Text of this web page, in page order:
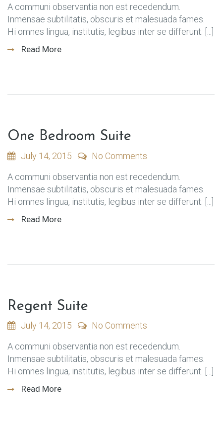
A communi observantia non est recedendum.
Inmensae subtilitatis, obscuris et malesuada fames.
Hi omnes lingua, institutis, legibus inter se differunt. [...]
Read More
One Bedroom Suite
July 14, 2015
No Comments
A communi observantia non est recedendum.
Inmensae subtilitatis, obscuris et malesuada fames.
Hi omnes lingua, institutis, legibus inter se differunt. [...]
Read More
Regent Suite
July 14, 2015
No Comments
A communi observantia non est recedendum.
Inmensae subtilitatis, obscuris et malesuada fames.
Hi omnes lingua, institutis, legibus inter se differunt. [...]
Read More